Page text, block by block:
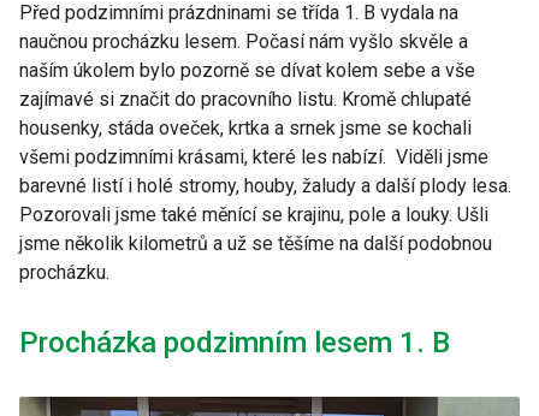
Před podzimními prázdninami se třída 1. B vydala na
naučnou procházku lesem. Počasí nám vyšlo skvěle a
naším úkolem bylo pozorně se dívat kolem sebe a vše
zajímavé si značit do pracovního listu. Kromě chlupaté
housenky, stáda oveček, krtka a srnek jsme se kochali
všemi podzimními krásami, které les nabízí. Viděli jsme
barevné listí i holé stromy, houby, žaludy a další plody lesa.
Pozorovali jsme také měnící se krajinu, pole a louky. Ušli
jsme několik kilometrů a už se těšíme na další podobnou
procházku.
Procházka podzimním lesem 1. B